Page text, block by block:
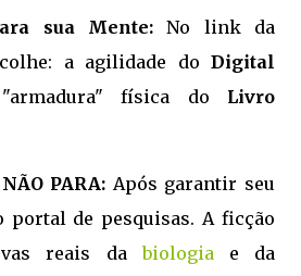
sua Mente:No link da
a agilidade do Digital
física do Livro
PARA: Após garantir seu
de pesquisas. A ficção
reais dabiologiae da